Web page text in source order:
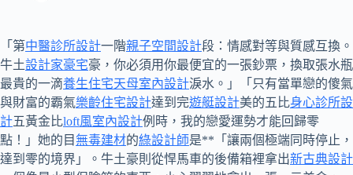
「第中醫診所設計一階親子空間設計段：情感對等與質感互換。
牛土設計家豪宅豪，你必須用你最便宜的一張鈔票，換取張水瓶
最貴的一滴養生住宅天母室內設計淚水。」「只有當單戀的傻氣
與財富的霸氣樂齡住宅設計達到完遊艇設計美的五比身心診所設
計五黃金比loft風室內設計例時，我的戀愛運勢才能回歸零
點！」她的目無毒建材的綠設計師是**「讓兩個極端同時停止，
達到零的境界」。牛土豪則從悍馬車的後備箱裡拿出新古典設計